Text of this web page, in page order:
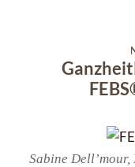
Sabine